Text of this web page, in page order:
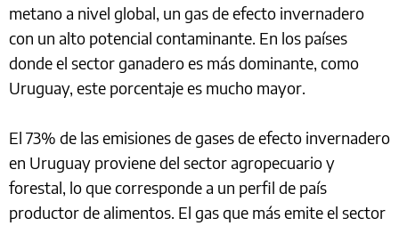
metano a nivel global, un gas de efecto invernadero
con un alto potencial contaminante. En los países
donde el sector ganadero es más dominante, como
Uruguay, este porcentaje es mucho mayor.
El 73% de las emisiones de gases de efecto invernadero
en Uruguay proviene del sector agropecuario y
forestal, lo que corresponde a un perfil de país
productor de alimentos. El gas que más emite el sector